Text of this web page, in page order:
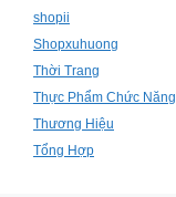
shopii
Shopxuhuong
Thời Trang
Thực Phẩm Chức Năng
Thương Hiệu
Tổng Hợp